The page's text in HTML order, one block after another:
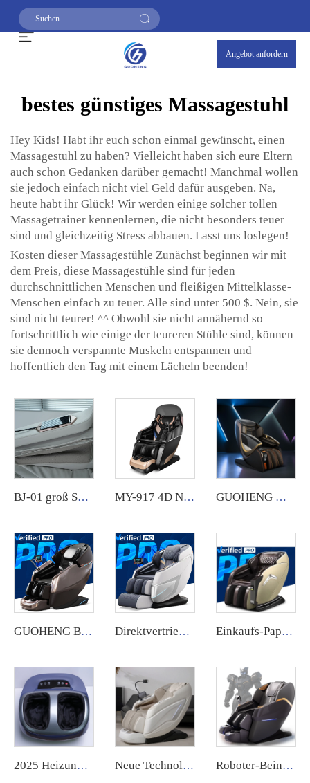
Angebot anfordern
bestes günstiges Massagestuhl
Hey Kids! Habt ihr euch schon einmal gewünscht, einen
Massagestuhl zu haben? Vielleicht haben sich eure Eltern
auch schon Gedanken darüber gemacht! Manchmal wollen
sie jedoch einfach nicht viel Geld dafür ausgeben. Na,
heute habt ihr Glück! Wir werden einige solcher tollen
Massagetrainer kennenlernen, die nicht besonders teuer
sind und gleichzeitig Stress abbauen. Lasst uns loslegen!
Kosten dieser Massagestühle Zunächst beginnen wir mit
dem Preis, diese Massagestühle sind für jeden
durchschnittlichen Menschen und fleißigen Mittelklasse-
Menschen einfach zu teuer. Alle sind unter 500 $. Nein, sie
sind nicht teurer! ^^ Obwohl sie nicht annähernd so
fortschrittlich wie einige der teureren Stühle sind, können
sie dennoch verspannte Muskeln entspannen und
hoffentlich den Tag mit einem Lächeln beenden!
BJ-01 groß Spritzgussaussehen und Perlenleder 100-220V MY-917 4D Nullschwerkraft Shiatsu Elektrische Heizung SL-Schienleiter Massagestuhl GUOHENG Münz- und Scheinautomaten Massagesessel-Token-Ausrüstung mit CZK-Münzsystem und Banknoten für den gewerblichen Einsatz
GUOHENG Beliebt im Großhandel Luxus Elektrischer Sl-Track Nullschwerkraft Vollen Körpers Shiatsu Musikfunktion 4D Massagestuhl Direktvertrieb günstiger Liegesessel mit Vollkörpermassage im Schwerelosigkeitszustand 4D Fußmassage elektrischer Massagesessel mit Akupressur und Knetmassage Einkaufs-Papierscheine Geldschein Kreditkarte Münzfernsprecher Philippinische Geschäftsautomaten-Massagestuhl-Geschäft mit Zahlungssystem
2025 Heizung Infrarot Vibration Luftkompression Knetung Elektrische Roller Tiefe Knetung Shiatsu Massager Fußknetmaschine Neue Technologie, Sprachsteuerung, Schwerelosigkeit, Daddy 6D, 4D, luxuriöser großer elektrischer Ganzkörper-Massagestuhl, Luftkissen austauschbar Roboter-Beinsteuerung Sillon Masajeador Zero Gravity 4D Elektrisch Rücken und Hals Dubai Tech 2025